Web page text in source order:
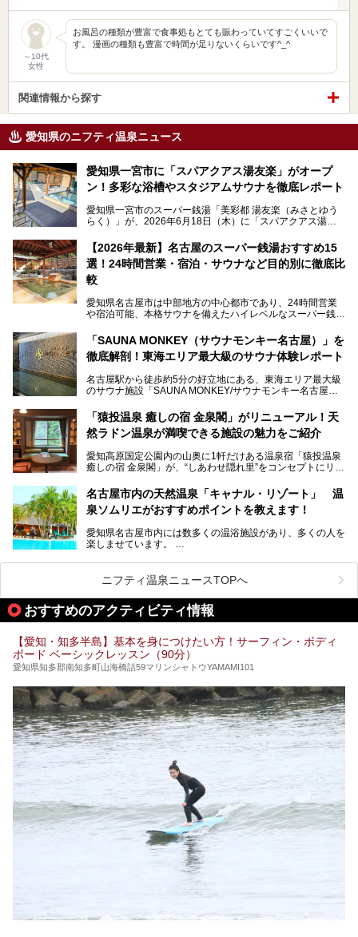
～10代
女性
お風呂の種類が豊富で食事処もとても賑わっていてすごくいいで
す。 漫画の種類も豊富で時間が足りないくらいです^_^
関連情報から探す
愛知県のニフティ温泉ニュース
愛知県一宮市に「スパアクアス湯友楽」がオープ
ン！多彩な浴槽やスタジアムサウナを徹底レポート
愛知県一宮市のスーパー銭湯「美彩都 湯友楽（みさとゆう
らく）」が、2026年6月18日（木）に「スパアクアス湯友
この地で30年にわたり愛され続けてきた施設だからこそ、
地元住民をはじめオープンを待ちわびている人も多いのでは
ないでしょうか。
老朽化した設備の補修を機に、2年前からじっくり構想を練
ってきたというだけあって、館内の充実度は想像以上。
以前の4倍に拡張したという露天エリアや10の浴槽、40人収
容の巨大なスタジアムサウナに、岩盤浴やリラクゼーション
までまるごと楽しめる施設に生まれ変わりました。
今回は、全面リニューアルして新しくなった「スパアクアス
【2026年最新】名古屋のスーパー銭湯おすすめ15
選！24時間営業・宿泊・サウナなど目的別に徹底比
較
愛知県名古屋市は中部地方の中心都市であり、24時間営業
や宿泊可能、本格サウナを備えたハイレベルなスーパー銭湯
そのため、「日々の仕事の疲れを心身ともにリセットした
い」「休日に時間を忘れて1日中ダラダラ過ごしたい」「コ
くある点が魅力です！
お好みの温泉施設を見つけて楽しんでくださいね。
「SAUNA MONKEY（サウナモンキー名古屋）」を
徹底解剖！東海エリア最大級のサウナ体験レポート
名古屋駅から徒歩約5分の好立地にある、東海エリア最大級
のサウナ施設「SAUNA MONKEY/サウナモンキー名古屋」
「名古屋駅周辺ってサウナが少ないよね」という声をよく耳
にするだけあり、アクセスの良さにも胸が高鳴ります。
今回は普段は男性専用となっているパブリックサウナが、女
さっそく取材してきました！
「猿投温泉 癒しの宿 金泉閣」がリニューアル！天
然ラドン温泉が満喫できる施設の魅力をご紹介
愛知高原国定公園内の山奥に1軒だけある温泉宿「猿投温泉
癒しの宿 金泉閣」が、“しあわせ隠れ里”をコンセプトにリニ
天然ラドン温泉が堪能できるお風呂や、新設・改装された客
室、地元の食材と温泉水で作られたお料理……。
ご紹介します。
名古屋市内の天然温泉「キャナル・リゾート」 温
泉ソムリエがおすすめポイントを教えます！
愛知県名古屋市内には数多くの温浴施設があり、多くの人を
楽しませています。
ムリエの目線で紹介していきます！
名古屋市内にはスーパー銭湯や日帰り温泉が多く、「どこに
行こうかな？」と悩んでしまう方も多いと思います。
ぜひこの記事を参考にして「キャナル・リゾート」に出かけ
てみるのはいかがでしょうか？
ニフティ温泉ニュースTOPへ
おすすめのアクティビティ情報
【愛知・知多半島】基本を身につけたい方！サーフィン・ボディ
ボード ベーシックレッスン（90分）
愛知県知多郡南知多町山海橋詰59マリンシャトウYAMAMI101